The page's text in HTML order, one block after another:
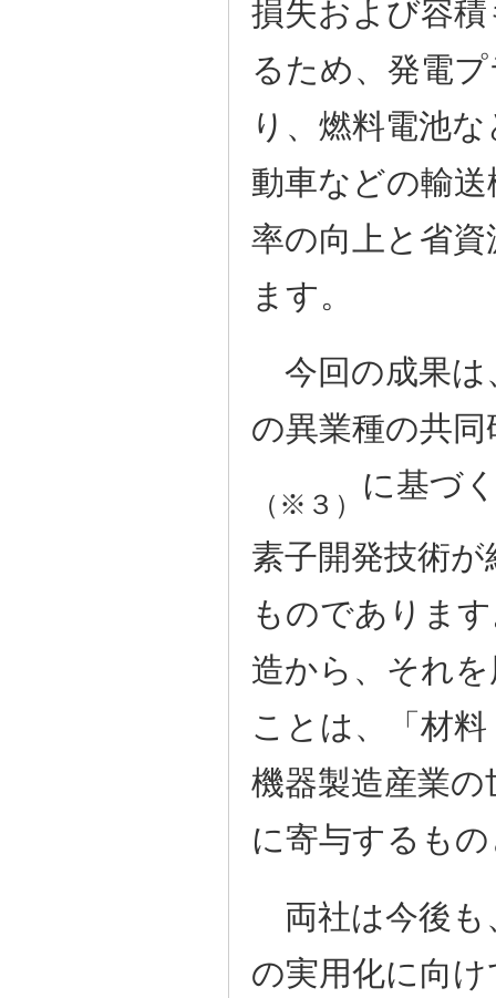
損失および容
るため、発電
り、燃料電池
動車などの輸
率の向上と省
ます。
今回の成果は
の異業種の共
（※３）
に基づ
素子開発技術
ものでありま
造から、それ
ことは、「材
機器製造産業
に寄与するも
両社は今後も
の実用化に向